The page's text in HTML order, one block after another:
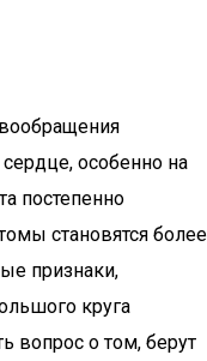
особенно на
постепенно
становятся более
признаки,
круга
вопрос о том, берут